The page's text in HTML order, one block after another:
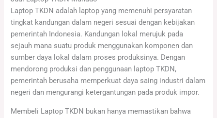
Laptop TKDN adalah laptop yang memenuhi persyaratan
tingkat kandungan dalam negeri sesuai dengan kebijakan
pemerintah Indonesia. Kandungan lokal merujuk pada
sejauh mana suatu produk menggunakan komponen dan
sumber daya lokal dalam proses produksinya. Dengan
mendorong produksi dan penggunaan laptop TKDN,
pemerintah berusaha memperkuat daya saing industri dalam
negeri dan mengurangi ketergantungan pada produk impor.
Membeli Laptop TKDN bukan hanya memastikan bahwa